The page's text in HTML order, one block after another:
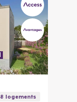
8logements